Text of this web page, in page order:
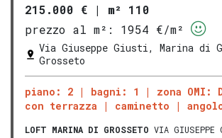
215.000 € | m² 110
prezzo al m²:
1954 €/m²
Via Giuseppe Giusti, Marina di
Grosseto
piano: 2 bagni: 1
zona OMI:
con terrazza
caminetto
LOFT MARINA DI GROSSETO VIA